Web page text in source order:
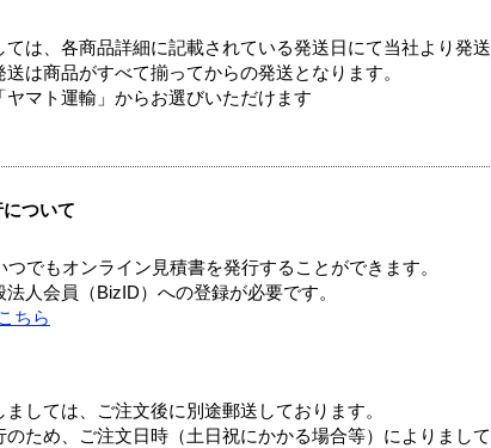
は、各商品詳細に記載されている発送日にて当社より発送
は商品がすべて揃ってからの発送となります。
マト運輸」からお選びいただけます
ついて
でもオンライン見積書を発行することができます。
人会員（BizID）への登録が必要です。
ちら
しては、ご注文後に別途郵送しております。
ため、ご注文日時（土日祝にかかる場合等）によりまし